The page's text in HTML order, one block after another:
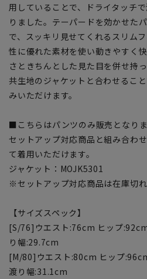
用していることで、ドライタッチ
りました。テーパードを効かせた
で、スッキリ見せてくれるスリム
性に優れた素材を使い動きやすく
さときちんとした見た目を併せ持
共生地のジャケットと合わせるこ
みいただけます。
■こちらはパンツのみ販売となりま
セットアップ対応商品と組み合わ
て着用いただけます。
ジャケット：MOJK5301
※セットアップ対応商品は在庫切れ
【サイズスペック】
[S/76]ウエスト:76cm ヒップ
り幅:29.7cm
[M/80]ウエスト:80cm ヒップ
渡り幅:31.1cm